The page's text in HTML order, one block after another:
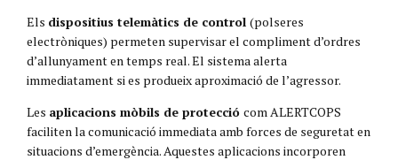
Els dispositius telemàtics de control (polseres
electròniques) permeten supervisar el compliment d’ordres
d’allunyament en temps real. El sistema alerta
immediatament si es produeix aproximació de l’agressor.
Les aplicacions mòbils de protecció com ALERTCOPS
faciliten la comunicació immediata amb forces de seguretat en
situacions d’emergència. Aquestes aplicacions incorporen